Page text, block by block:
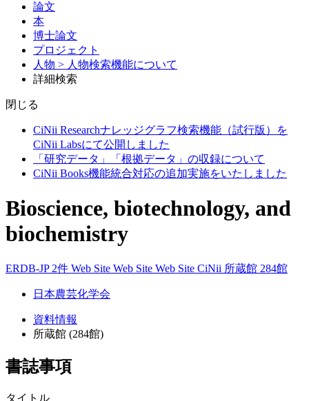
論文
本
博士論文
プロジェクト
人物 > 人物検索機能について
詳細検索
閉じる
CiNii Researchナレッジグラフ検索機能（試行版）を
CiNii Labsにて公開しました
「研究データ」「根拠データ」の収録について
CiNii Books機能統合対応の追加実施をいたしました
Bioscience, biotechnology, and
biochemistry
ERDB-JP 2件 Web Site Web Site Web Site CiNii 所蔵館 284館
日本農芸化学会
資料情報
所蔵館 (284館)
書誌事項
タイトル